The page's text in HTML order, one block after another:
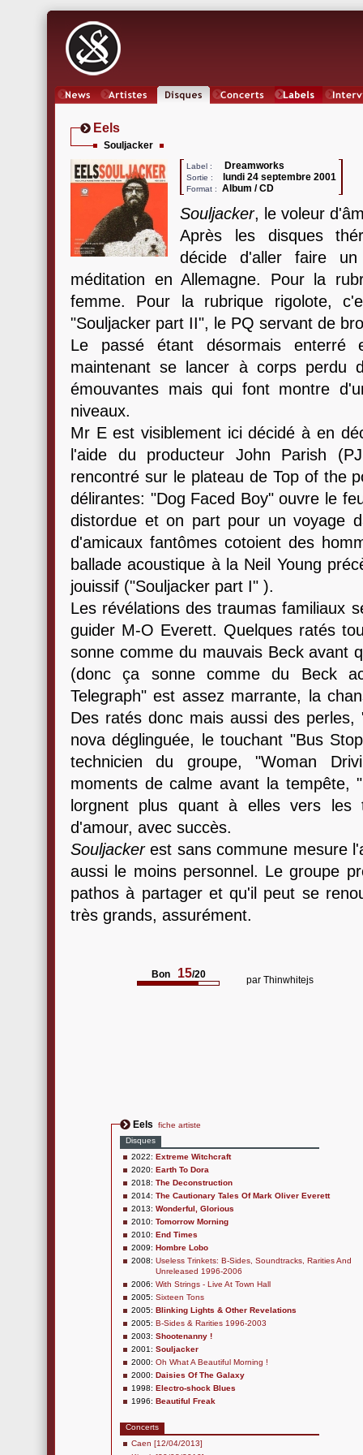
Eels
Souljacker
Label : Dreamworks
Sortie : lundi 24 septembre 2001
Format : Album / CD
Souljacker, le voleur
Après les disques
décide d'aller faire
méditation en Allemagne. Pour la
femme. Pour la rubrique rigolote,
"Souljacker part II", le PQ servant de
Le passé étant désormais enterré
maintenant se lancer à corps perdu
émouvantes mais qui font montre
niveaux.
Mr E est visiblement ici décidé à en
l'aide du producteur John Parish
rencontré sur le plateau de Top of the
délirantes: "Dog Faced Boy" ouvre le
distordue et on part pour un voyage
d'amicaux fantômes cotoient des
ballade acoustique à la Neil Young
jouissif ("Souljacker part I" ).
Les révélations des traumas familiaux
guider M-O Everett. Quelques ratés
sonne comme du mauvais Beck avant
(donc ça sonne comme du Beck
Telegraph" est assez marrante, la
Des ratés donc mais aussi des
nova déglinguée, le touchant "Bus
technicien du groupe, "Woman
moments de calme avant la tempête,
lorgnent plus quant à elles vers les
d'amour, avec succès.
Souljackerest sans commune mesure
aussi le moins personnel. Le groupe
pathos à partager et qu'il peut se
très grands, assurément.
Bon 15/20 par Thinwhitejs
Eels
fiche artiste
Disques
2022: Extreme Witchcraft
2020: Earth To Dora
2018: The Deconstruction
2014: The Cautionary Tales Of Mark Oliver Everett
2013: Wonderful, Glorious
2010: Tomorrow Morning
2010: End Times
2009: Hombre Lobo
2008: Useless Trinkets: B-Sides, Soundtracks, Rarities And
Unreleased 1996-2006
2006: With Strings - Live At Town Hall
2005: Sixteen Tons
2005: Blinking Lights & Other Revelations
2005: B-Sides & Rarities 1996-2003
2003: Shootenanny !
2001: Souljacker
2000: Oh What A Beautiful Morning !
2000: Daisies Of The Galaxy
1998: Electro-shock Blues
1996: Beautiful Freak
Concerts
Caen [12/04/2013]